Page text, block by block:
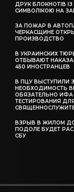
ДРУК БЛОКНОТІВ ІЗ
СИМВОЛІКОЮ НА
ЗА ПОЖАР В
ЧЕРКАСЩИНЕ
ПРОИЗВОДСТВО
В УКРАИНСКИХ
ОТБЫВАЮТ
450 ИНОСТРАНЦЕВ
В ПЦУ ВЫСТУПИЛИ
НЕОБХОДИМОСТЬ
ОБЯЗАТЕЛЬНО
ТЕСТИРОВАНИЯ
ВЗРЫВ В ЖИЛОМ
ПОДОЛЕ БУДЕТ
СБУ